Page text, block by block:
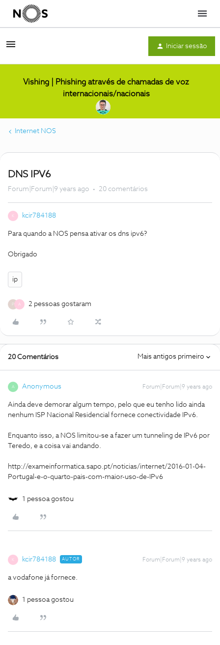
Menu
Iniciar sessão
Vishing | Phishing através de chamadas de voz
internacionais/nacionais
Internet NOS
DNS IPV6
Forum|Forum|9 years ago 20 comentários
kcir784188
Para quando a NOS pensa ativar os dns ipv6?
Obrigado
ip
A 2 pessoas gostaram
20 Comentários Mais antigos primeiro
A Anonymous Forum|Forum|9 years ago
Ainda deve demorar algum tempo, pelo que eu tenho lido ainda
nenhum ISP Nacional Residencial fornece conectividade IPv6.
Enquanto isso, a NOS limitou-se a fazer um tunneling de IPv6 por
Teredo, e a coisa vai andando.
http://exameinformatica.sapo.pt/noticias/internet/2016-01-04-
Portugal-e-o-quarto-pais-com-maior-uso-de-IPv6
1 pessoa gostou
kcir784188 AUTOR Forum|Forum|9 years ago
a vodafone já fornece.
1 pessoa gostou